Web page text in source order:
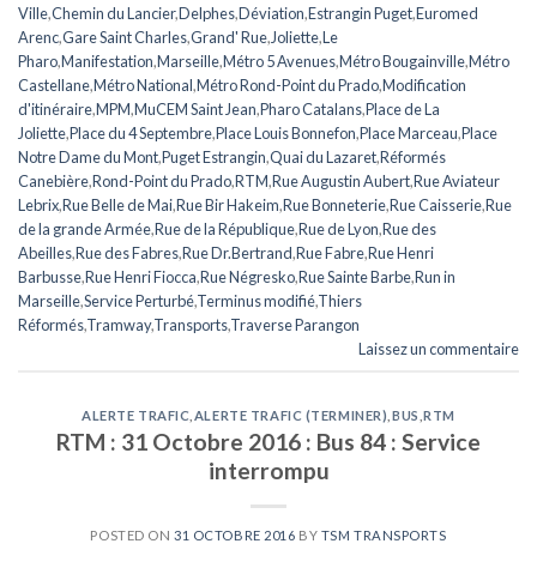
Ville,Chemin du Lancier,Delphes,Déviation,Estrangin Puget,Euromed
Arenc,Gare Saint Charles,Grand' Rue,Joliette,Le
Pharo,Manifestation,Marseille,Métro 5 Avenues,Métro Bougainville,Métro
Castellane,Métro National,Métro Rond-Point du Prado,Modification
d'itinéraire,MPM,MuCEM Saint Jean,Pharo Catalans,Place de La
Joliette,Place du 4 Septembre,Place Louis Bonnefon,Place Marceau,Place
Notre Dame du Mont,Puget Estrangin,Quai du Lazaret,Réformés
Canebière,Rond-Point du Prado,RTM,Rue Augustin Aubert,Rue Aviateur
Lebrix,Rue Belle de Mai,Rue Bir Hakeim,Rue Bonneterie,Rue Caisserie,Rue
de la grande Armée,Rue de la République,Rue de Lyon,Rue des
Abeilles,Rue des Fabres,Rue Dr.Bertrand,Rue Fabre,Rue Henri
Barbusse,Rue Henri Fiocca,Rue Négresko,Rue Sainte Barbe,Run in
Marseille,Service Perturbé,Terminus modifié,Thiers
Réformés,Tramway,Transports,Traverse Parangon
Laissez un commentaire
ALERTE TRAFIC ALERTE TRAFIC (TERMINER) BUS ,RTM
RTM : 31 Octobre 2016 : Bus 84 : Service
interrompu
POSTED ON31 OCTOBRE 2016 BY TSM TRANSPORTS